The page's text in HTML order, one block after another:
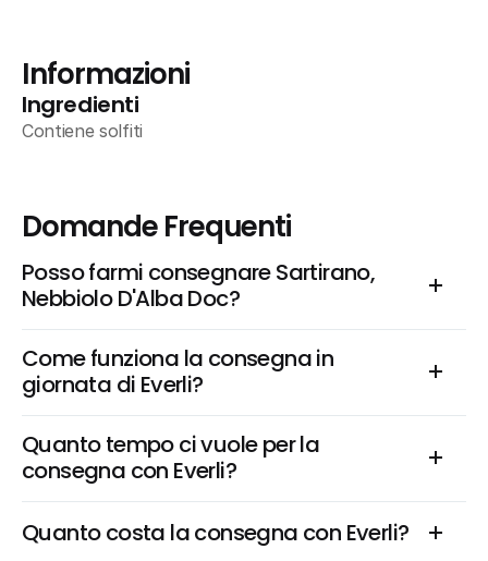
Informazioni
Ingredienti
Contiene solfiti
Domande Frequenti
Posso farmi consegnare Sartirano,
Nebbiolo D'Alba Doc?
Come funziona la consegna in
giornata di Everli?
Quanto tempo ci vuole per la
consegna con Everli?
Quanto costa la consegna con Everli?